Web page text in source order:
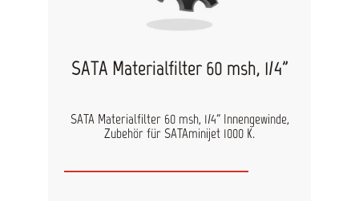
SATA Materialfilter 60 msh, 1/4"
SATA Materialfilter 60 msh, 1/4" Innengewinde,
Zubehör für SATAminijet 1000 K.